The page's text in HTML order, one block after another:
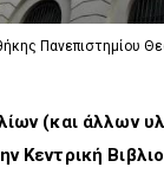
Πανεπιστημίου
(και άλλων
Κεντρική